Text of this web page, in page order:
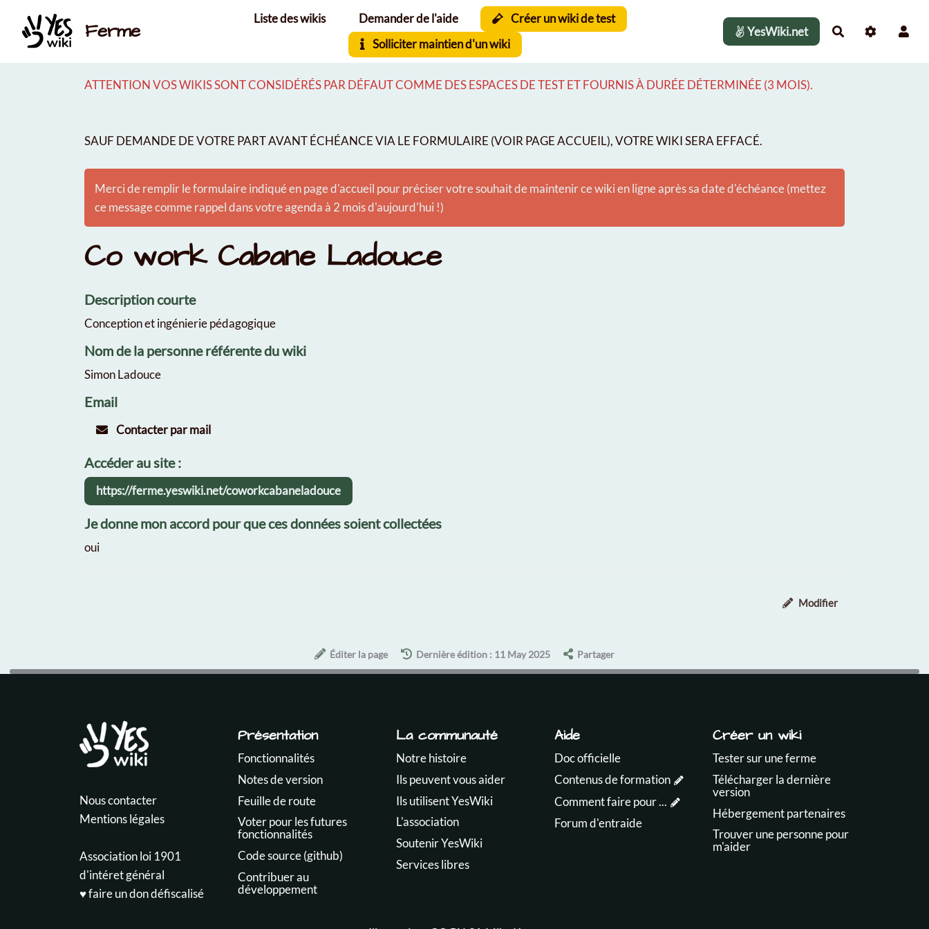
Aller au contenu principal
Ferme
Liste des wikis Demander de l'aide
Créer un wiki de test
Solliciter maintien d'un wiki
YesWiki.net Rechercher
ATTENTION VOS WIKIS SONT CONSIDÉRÉS PAR DÉFAUT COMME DES ESPACES DE TEST ET FOURNIS À DURÉE DÉTERMINÉE (3 MOIS).
SAUF DEMANDE DE VOTRE PART AVANT ÉCHÉANCE VIA LE FORMULAIRE (VOIR PAGE ACCUEIL), VOTRE WIKI SERA EFFACÉ.
Merci de remplir le formulaire indiqué en page d'accueil pour préciser votre souhait de maintenir ce wiki en ligne après sa date d'échéance (mettez
ce message comme rappel dans votre agenda à 2 mois d'aujourd'hui !)
Co work Cabane Ladouce
Description courte
Conception et ingénierie pédagogique
Nom de la personne référente du wiki
Simon Ladouce
Email
Contacter par mail
Accéder au site :
https://ferme.yeswiki.net/coworkcabaneladouce
Je donne mon accord pour que ces données soient collectées
oui
Modifier
Éditer la page Dernière édition : 11 May 2025 Partager
Nous contacter
Mentions légales
Association loi 1901
d'intéret général
♥️ faire un don défiscalisé
Présentation
Fonctionnalités
Notes de version
Feuille de route
Voter pour les futures
fonctionnalités
Code source (github)
Contribuer au
développement
La communauté
Notre histoire
Ils peuvent vous aider
Ils utilisent YesWiki
L'association
Soutenir YesWiki
Services libres
Aide
Doc officielle
Contenus de formation
Comment faire pour ...
Forum d'entraide
Créer un wiki
Tester sur une ferme
Télécharger la dernière
version
Hébergement partenaires
Trouver une personne pour
m'aider